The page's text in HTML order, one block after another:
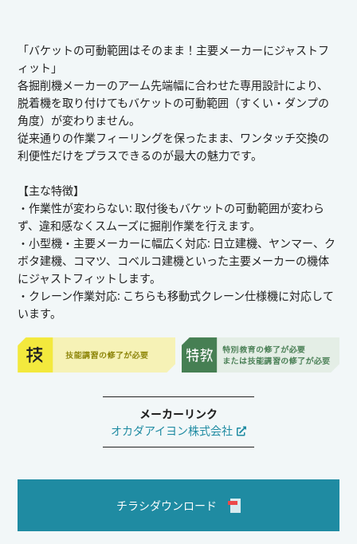
「バケットの可動範囲はそのまま！主要メーカーにジャストフ
ィット」
各掘削機メーカーのアーム先端幅に合わせた専用設計により、
脱着機を取り付けてもバケットの可動範囲（すくい・ダンプの
角度）が変わりません。
従来通りの作業フィーリングを保ったまま、ワンタッチ交換の
利便性だけをプラスできるのが最大の魅力です。
【主な特徴】
・作業性が変わらない: 取付後もバケットの可動範囲が変わら
ず、違和感なくスムーズに掘削作業を行えます。
・小型機・主要メーカーに幅広く対応: 日立建機、ヤンマー、ク
ボタ建機、コマツ、コベルコ建機といった主要メーカーの機体
にジャストフィットします。
・クレーン作業対応: こちらも移動式クレーン仕様機に対応して
います。
メーカーリンク
オカダアイヨン株式会社
チラシダウンロード